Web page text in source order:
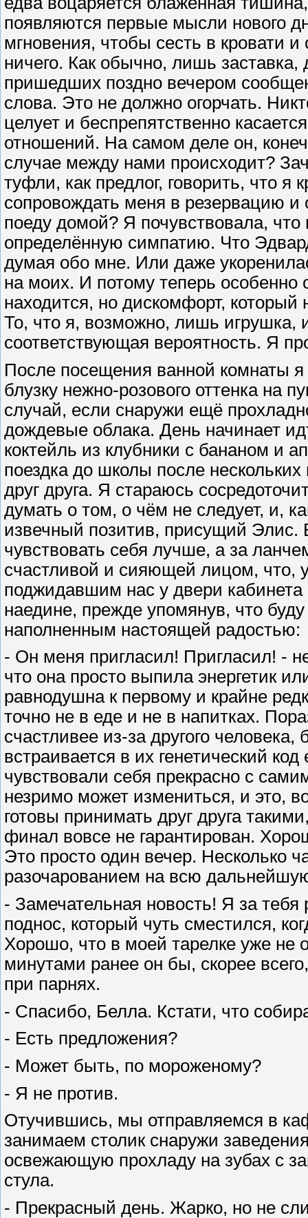
появляются первые мысли нового
мгновения, чтобы сесть в кровати
ничего. Как обычно, лишь
пришедших поздно вечером
слова. Это не должно огорчать.
целует и беспрепятственно
отношений. На самом деле он,
случае между нами происходит?
туфли, как предлог, говорить, что
сопровождать меня в резервацию и
поеду домой? Я почувствовала,
определённую симпатию. Что
думая обо мне. Или даже
на моих. И потому теперь
находится, но дискомфорт,
То, что я, возможно, лишь игрушка,
соответствующая вероятность. Я
После посещения ванной комнаты
блузку нежно-розового оттенка на
случай, если снаружи ещё
дождевые облака. День начинает
коктейль из клубники с бананом и
поездка до школы после
друг друга. Я стараюсь
думать о том, о чём не следует, и,
извечный позитив, присущий Элис.
чувствовать себя лучше, а за
счастливой и сияющей лицом, что,
поджидавшим нас у двери
наедине, прежде упомянув, что
наполненным настоящей радостью:
- Он меня пригласил! Пригласил! -
что она просто выпила энергетик
равнодушна к первому и крайне
точно не в еде и не в напитках.
счастливее из-за другого
встраивается в их генетический
чувствовали себя прекрасно с
незримо может измениться, и это,
готовы принимать друг друга
финал вовсе не гарантирован.
Это просто один вечер. Несколько
разочарованием на всю
- Замечательная новость! Я за
поднос, который чуть сместился,
Хорошо, что в моей тарелке уже не
минутами ранее он бы, скорее
при парнях.
- Спасибо, Белла. Кстати, что
- Есть предложения?
- Может быть, по мороженому?
- Я не против.
Отучившись, мы отправляемся в
занимаем столик снаружи
освежающую прохладу на зубах с
стула.
- Прекрасный день. Жарко, но не